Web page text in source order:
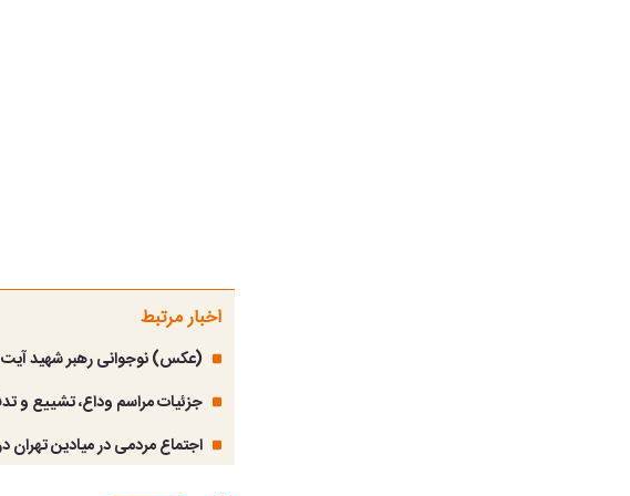
اخبار مرتبط
(عکس) نوجوانی رهبر شهید آیت
جزئیات مراسم وداع، تشییع و
اجتماع مردمی در میادین تهران